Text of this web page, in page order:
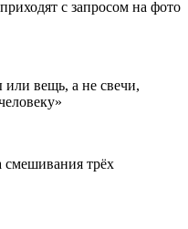
с запросом на фото
или вещь, а не свечи,
смешивания трёх